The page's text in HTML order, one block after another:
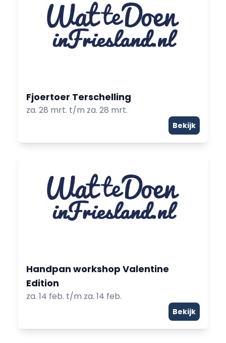
Fjoertoer Terschelling
za. 28 mrt. t/m za. 28 mrt.
Bekijk
Handpan workshop Valentine
Edition
za. 14 feb. t/m za. 14 feb.
Bekijk